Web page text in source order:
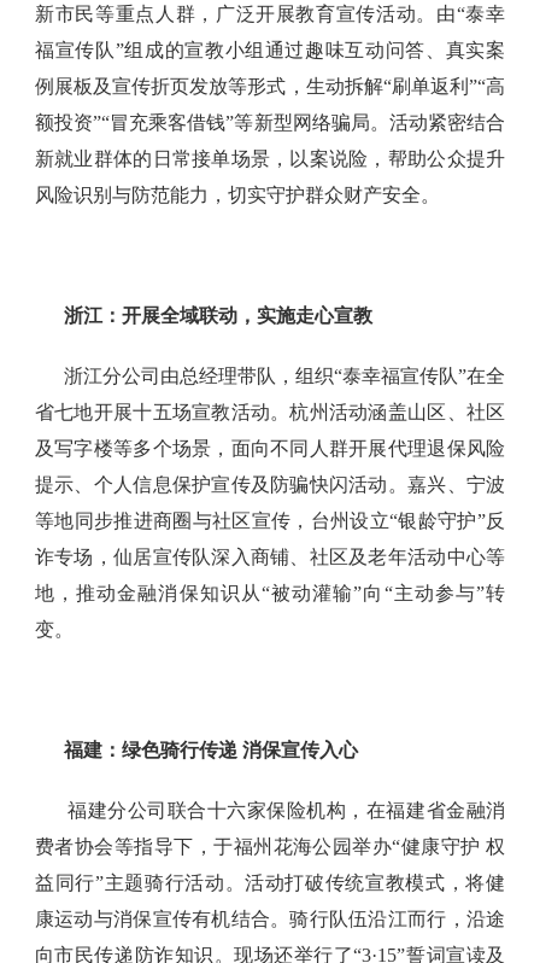
新市民等重点人群，广泛开展教育宣传活动。由“泰幸
福宣传队”组成的宣教小组通过趣味互动问答、真实案
例展板及宣传折页发放等形式，生动拆解“刷单返利”“高
额投资”“冒充乘客借钱”等新型网络骗局。活动紧密结合
新就业群体的日常接单场景，以案说险，帮助公众提升
风险识别与防范能力，切实守护群众财产安全。
浙江：开展全域联动，实施走心宣教‌
浙江分公司由总经理带队，组织“泰幸福宣传队”在全
省七地开展十五场宣教活动。杭州活动涵盖山区、社区
及写字楼等多个场景，面向不同人群开展代理退保风险
提示、个人信息保护宣传及防骗快闪活动。嘉兴、宁波
等地同步推进商圈与社区宣传，台州设立“银龄守护”反
诈专场，仙居宣传队深入商铺、社区及老年活动中心等
地，推动金融消保知识从“被动灌输”向“主动参与”转
变。
福建：绿色骑行传递 消保宣传入心
福建分公司联合十六家保险机构，在福建省金融消
费者协会等指导下，于福州花海公园举办“健康守护 权
益同行”主题骑行活动。活动打破传统宣教模式，将健
康运动与消保宣传有机结合。骑行队伍沿江而行，沿途
向市民传递防诈知识。现场还举行了“3·15”誓词宣读及